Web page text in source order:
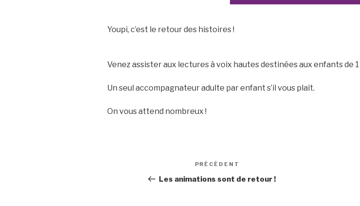
Youpi, c’est le retour des histoires !
Venez assister aux lectures à voix hautes destinées aux enfants de
Un seul accompagnateur adulte par enfant s’il vous plaît.
On vous attend nombreux !
Article
précédent
PRÉCÉDENT
Les animations sont de retour !